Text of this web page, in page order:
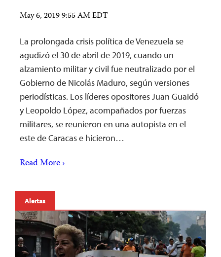
May 6, 2019 9:55 AM EDT
La prolongada crisis política de Venezuela se
agudizó el 30 de abril de 2019, cuando un
alzamiento militar y civil fue neutralizado por el
Gobierno de Nicolás Maduro, según versiones
periodísticas. Los líderes opositores Juan Guaidó
y Leopoldo López, acompañados por fuerzas
militares, se reunieron en una autopista en el
este de Caracas e hicieron…
Read More ›
Alertas